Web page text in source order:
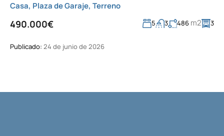
Casa, Plaza de Garaje, Terreno
490.000€ 5 3 486 m2 3
Publicado: 24 de junio de 2026